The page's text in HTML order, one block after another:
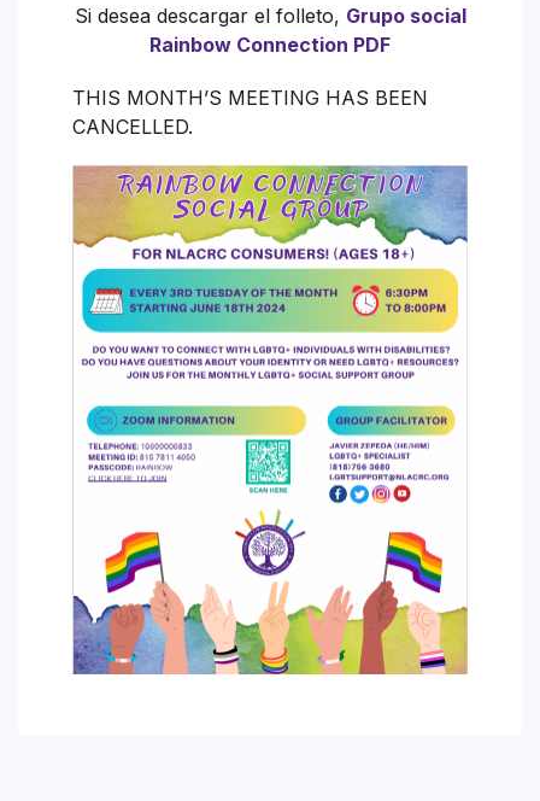
Si desea descargar el folleto, Grupo social
Rainbow Connection PDF
THIS MONTH’S MEETING HAS BEEN
CANCELLED.